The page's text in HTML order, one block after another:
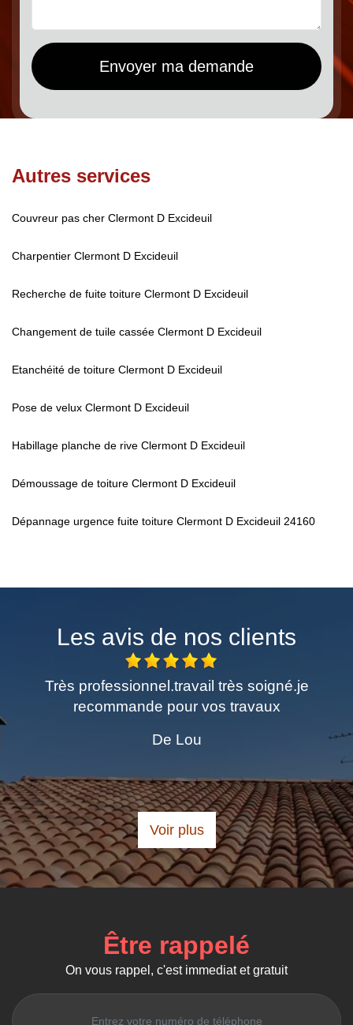
Autres services
Couvreur pas cher Clermont D Excideuil
Charpentier Clermont D Excideuil
Recherche de fuite toiture Clermont D Excideuil
Changement de tuile cassée Clermont D Excideuil
Etanchéité de toiture Clermont D Excideuil
Pose de velux Clermont D Excideuil
Habillage planche de rive Clermont D Excideuil
Démoussage de toiture Clermont D Excideuil
Dépannage urgence fuite toiture Clermont D Excideuil 24160
Les avis de nos clients
très soigné.je
vos travaux
Excellent travail de
demandé Laissé
De
Voir plus
Être rappelé
On vous rappel, c'est immediat et gratuit